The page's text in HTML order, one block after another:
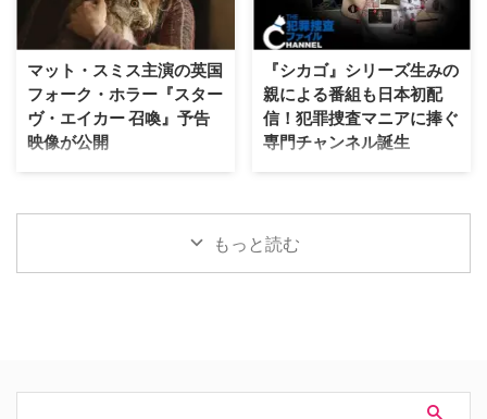
「虚栄の篝火」。1980年代のニ
ューヨークの上流社会を辛辣に風
刺した作品だ。ウォール街で台頭
したトレーダーたち、その華奢な
妻や愛人、そして富裕層が住むマ
ンハッタンと周辺の貧困な地区と
の間にくすぶる人種間の緊張を描
リア発！ 12年間の記憶を失った
エリート医師の物語。 原作 ピエ
ルダンテ・ピッチョーニ キャス
ト ルカ・アルジェンテーロ、マ
ティルデ・ジョリ、サラ・ラッザ
ーロ ほか ≫≫『DOC（ドッ
ク）3 あすへのカルテ』詳細 海
マット・スミス主演の英国
フォーク・ホラー『スター
ヴ・エイカー 召喚』予告
映像が公開
英国ヨークシャー地方を舞台に、
ォーク・ホラー映画『スターヴ・
エイカー 召喚』。公開に先駆け
て、不穏な空気が漂う日本版予告
映像と、英国らしい曇天の世界観
『シカゴ』シリーズ生みの
親による番組も日本初配
信！犯罪捜査マニアに捧ぐ
専門チャンネル誕生
日本唯一のミステリードラマ専門
ル」が、開局月である8月に展開
する新たなサービスとして、犯罪
捜査に特化した新たな専門チャン
ネル「THE 犯罪捜査ファイル・
る新たなチャンネルパッケージサ
もっと読む